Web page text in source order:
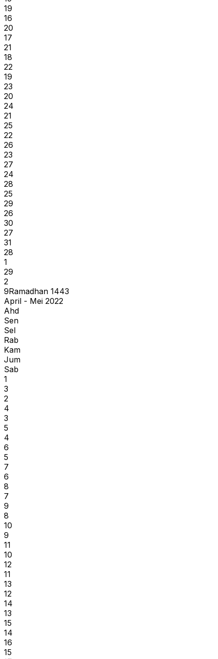
19
16
20
17
21
18
22
19
23
20
24
21
25
22
26
23
27
24
28
25
29
26
30
27
31
28
1
29
2
9Ramadhan 1443
April - Mei 2022
Ahd
Sen
Sel
Rab
Kam
Jum
Sab
1
3
2
4
3
5
4
6
5
7
6
8
7
9
8
10
9
11
10
12
11
13
12
14
13
15
14
16
15